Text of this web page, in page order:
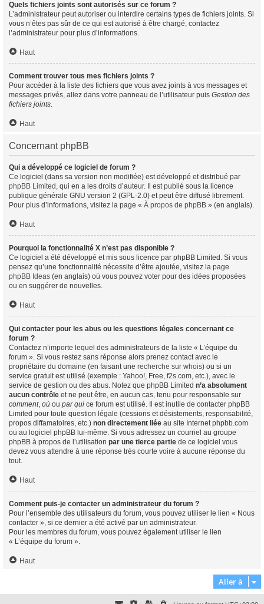
Quels fichiers joints sont autorisés sur ce forum ?
L’administrateur peut autoriser ou interdire certains types de fichiers joints. Si
vous n’êtes pas sûr de ce qui est autorisé à être chargé, contactez
l’administrateur pour plus d’informations.
Haut
Comment trouver tous mes fichiers joints ?
Pour accéder à la liste des fichiers que vous avez joints à vos messages et
messages privés, allez dans votre panneau de l’utilisateur puis Gestion des
fichiers joints.
Haut
Concernant phpBB
Qui a développé ce logiciel de forum ?
Ce logiciel (dans sa version non modifiée) est développé et distribué par
phpBB Limited , qui en a les droits d’auteur. Il est publié sous la licence
publique générale GNU version 2 (GPL-2.0) et peut être diffusé librement.
Pour plus d’informations, visitez la page « À propos de phpBB » (en anglais).
Haut
Pourquoi la fonctionnalité X n’est pas disponible ?
Ce logiciel a été développé et mis sous licence par phpBB Limited. Si vous
pensez qu’une fonctionnalité nécessite d’être ajoutée, visitez la page
phpBB Ideas (en anglais) où vous pouvez voter pour des idées proposées
ou en suggérer de nouvelles.
Haut
Qui contacter pour les abus ou les questions légales concernant ce
forum ?
Contactez n’importe lequel des administrateurs de la liste « L’équipe du
forum ». Si vous restez sans réponse alors prenez contact avec le
propriétaire du domaine (en faisant une recherche sur whois) ou si un
service gratuit est utilisé (exemple : Yahoo!, Free, f2s.com, etc.), avec le
service de gestion ou des abus. Notez que phpBB Limited n’a absolument
aucun contrôle et ne peut être, en aucun cas, tenu pour responsable sur
comment, où ou par qui ce forum est utilisé. Il est inutile de contacter phpBB
Limited pour toute question légale (cessions et désistements, responsabilité,
propos diffamatoires, etc.) non directement liée au site Internet phpbb.com
ou au logiciel phpBB lui-même. Si vous adressez un courriel au groupe
phpBB à propos de l’utilisation par une tierce partie de ce logiciel vous
devez vous attendre à une réponse très courte voire à aucune réponse du
tout.
Haut
Comment puis-je contacter un administrateur du forum ?
Pour l’ensemble des utilisateurs du forum, vous pouvez utiliser le lien « Nous
contacter », si ce dernier a été activé par un administrateur.
Pour les membres du forum, vous pouvez également utiliser le lien
« L’équipe du forum ».
Haut
Aller à